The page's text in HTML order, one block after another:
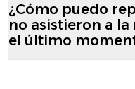
¿Cómo puedo
no asistieron a
el último